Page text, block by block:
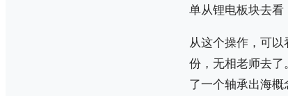
单从锂电板块去看
从这个操作，可
份，无相老师去
了一个轴承出海